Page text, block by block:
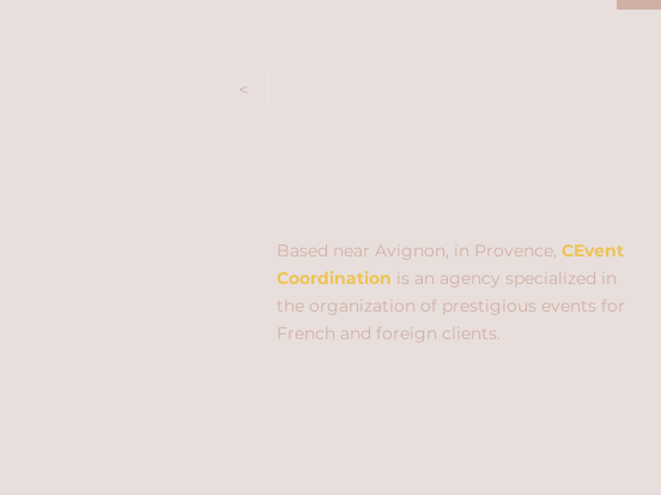
<
Based near Avignon, in Provence, CEvent
Coordination is an agency specialized in
the organization of prestigious events for
French and foreign clients.